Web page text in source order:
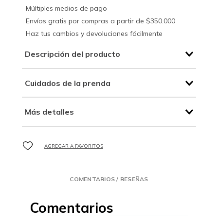
Múltiples medios de pago
Envíos gratis por compras a partir de $350.000
Haz tus cambios y devoluciones fácilmente
Descripción del producto
Cuidados de la prenda
Más detalles
COMENTARIOS / RESEÑAS
Comentarios